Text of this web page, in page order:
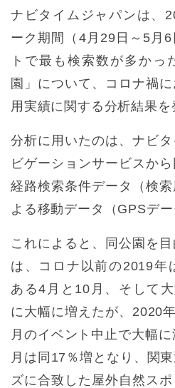
ナビタイムジャパンは、
ーク期間（4月29日～5月
トで最も検索数が多かっ
園」について、コロナ禍
用実績に関する分析結果を
分析に用いたのは、ナビ
ビゲーションサービスか
経路検索条件データ（検
よる移動データ（GPSデー
これによると、同公園を
は、コロナ以前の2019年
ある4月と10月、そして
に大幅に増えたが、2020
月のイベント中止で大幅
月は同17％増となり、関
ズに合致した屋外自然ス